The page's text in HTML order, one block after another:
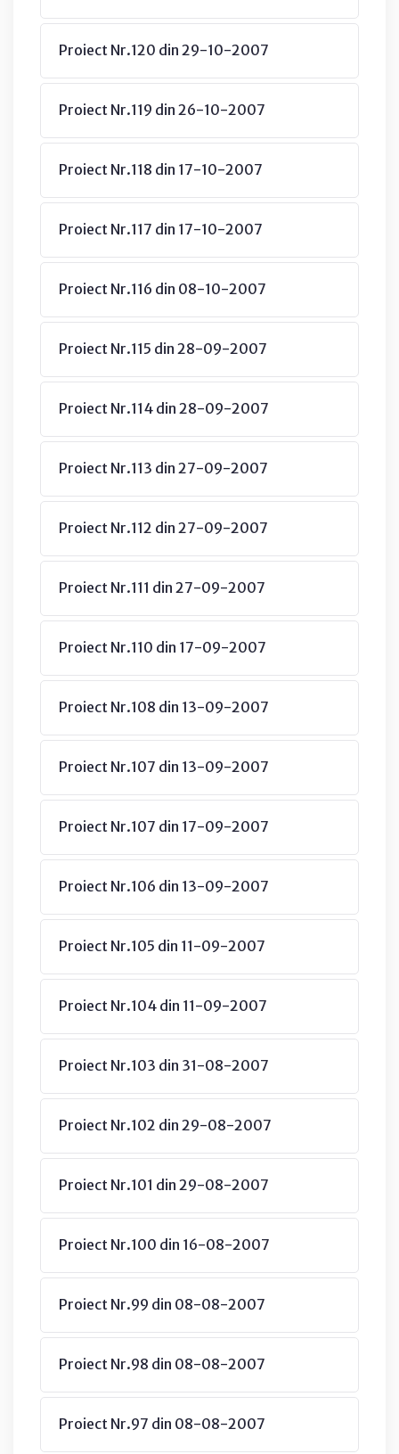
Proiect Nr.120 din 29-10-2007
Proiect Nr.119 din 26-10-2007
Proiect Nr.118 din 17-10-2007
Proiect Nr.117 din 17-10-2007
Proiect Nr.116 din 08-10-2007
Proiect Nr.115 din 28-09-2007
Proiect Nr.114 din 28-09-2007
Proiect Nr.113 din 27-09-2007
Proiect Nr.112 din 27-09-2007
Proiect Nr.111 din 27-09-2007
Proiect Nr.110 din 17-09-2007
Proiect Nr.108 din 13-09-2007
Proiect Nr.107 din 13-09-2007
Proiect Nr.107 din 17-09-2007
Proiect Nr.106 din 13-09-2007
Proiect Nr.105 din 11-09-2007
Proiect Nr.104 din 11-09-2007
Proiect Nr.103 din 31-08-2007
Proiect Nr.102 din 29-08-2007
Proiect Nr.101 din 29-08-2007
Proiect Nr.100 din 16-08-2007
Proiect Nr.99 din 08-08-2007
Proiect Nr.98 din 08-08-2007
Proiect Nr.97 din 08-08-2007